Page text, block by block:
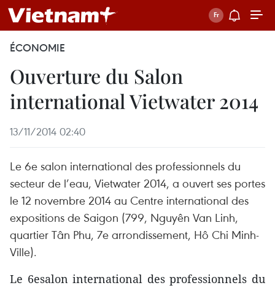
ÉCONOMIE
Ouverture du Salon
international Vietwater 2014
13/11/2014 02:40
Le 6e salon international des professionnels du
secteur de l’eau, Vietwater 2014, a ouvert ses portes
le 12 novembre 2014 au Centre international des
expositions de Saigon (799, Nguyên Van Linh,
quartier Tân Phu, 7e arrondissement, Hô Chi Minh-
Ville).
Le 6esalon international des professionnels du